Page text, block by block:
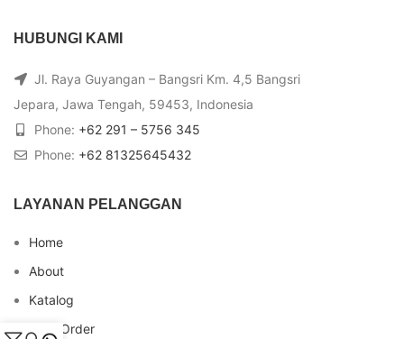
HUBUNGI KAMI
Jl. Raya Guyangan – Bangsri Km. 4,5 Bangsri
Jepara, Jawa Tengah, 59453, Indonesia
Phone: +62 291 – 5756 345
Phone: +62 81325645432
LAYANAN PELANGGAN
Home
About
Katalog
Cara Order